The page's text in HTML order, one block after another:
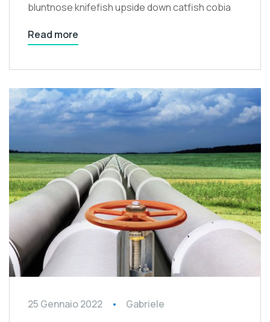
bluntnose knifefish upside down catfish cobia
Read more
25 Gennaio 2022 Gabriele